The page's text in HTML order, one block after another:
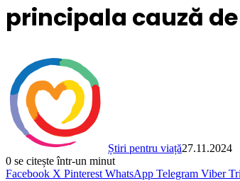
principala cauză
Știri pentru viață27.11.2024
0 se citește într-un minut
Facebook X Pinterest WhatsApp Telegram Viber